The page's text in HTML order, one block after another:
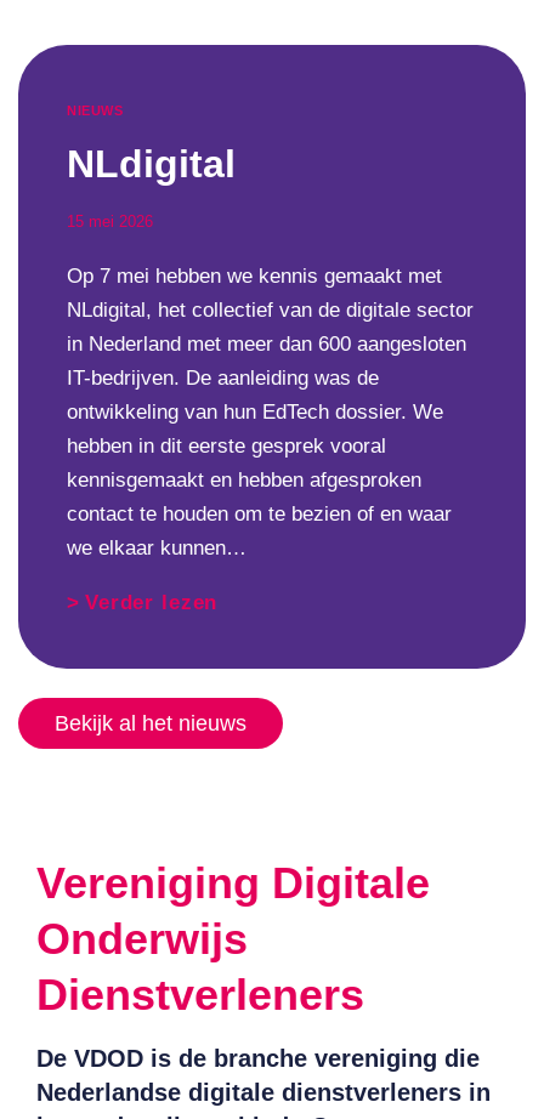
NIEUWS
NLdigital
15 mei 2026
Op 7 mei hebben we kennis gemaakt met
NLdigital, het collectief van de digitale sector
in Nederland met meer dan 600 aangesloten
IT-bedrijven. De aanleiding was de
ontwikkeling van hun EdTech dossier. We
hebben in dit eerste gesprek vooral
kennisgemaakt en hebben afgesproken
contact te houden om te bezien of en waar
we elkaar kunnen…
Verder lezen
Bekijk al het nieuws
Vereniging Digitale
Onderwijs
Dienstverleners
De VDOD is de branche vereniging die
Nederlandse digitale dienstverleners in